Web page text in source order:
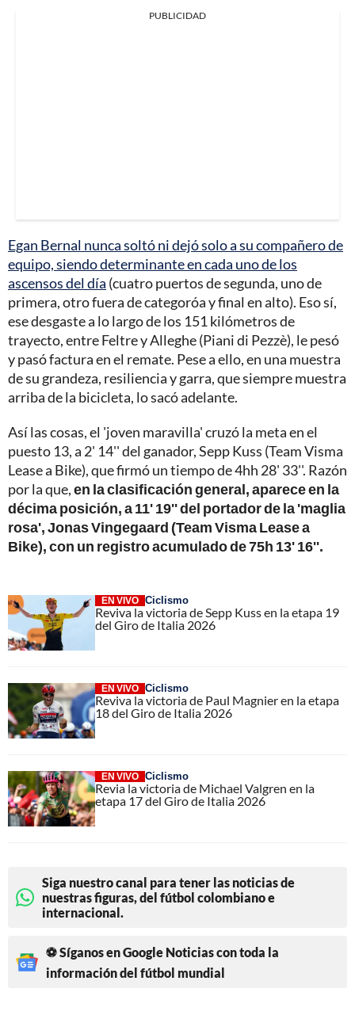
PUBLICIDAD
Egan Bernal nunca soltó ni dejó solo a su compañero de
equipo, siendo determinante en cada uno de los
ascensos del día (cuatro puertos de segunda, uno de
primera, otro fuera de categoróa y final en alto). Eso sí,
ese desgaste a lo largo de los 151 kilómetros de
trayecto, entre Feltre y Alleghe (Piani di Pezzè), le pesó
y pasó factura en el remate. Pese a ello, en una muestra
de su grandeza, resiliencia y garra, que siempre muestra
arriba de la bicicleta, lo sacó adelante.
Así las cosas, el 'joven maravilla' cruzó la meta en el
puesto 13, a 2' 14'' del ganador, Sepp Kuss (Team Visma
Lease a Bike), que firmó un tiempo de 4hh 28' 33''. Razón
por la que,en la clasificación general, aparece en la
décima posición, a 11' 19'' del portador de la 'maglia
rosa', Jonas Vingegaard (Team Visma Lease a
Bike), con un registro acumulado de 75h 13' 16''.
EN VIVO Ciclismo
Reviva la victoria de Sepp Kuss en la etapa 19
del Giro de Italia 2026
EN VIVO Ciclismo
Reviva la victoria de Paul Magnier en la etapa
18 del Giro de Italia 2026
EN VIVO Ciclismo
Revia la victoria de Michael Valgren en la
etapa 17 del Giro de Italia 2026
Siga nuestro canal para tener las noticias de
nuestras figuras, del fútbol colombiano e
internacional.
⚽ Síganos en Google Noticias con toda la
información del fútbol mundial